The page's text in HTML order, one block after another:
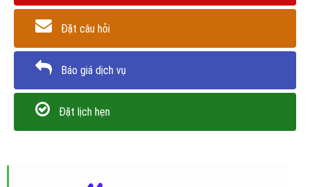
Đặt câu hỏi
Báo giá dịch vụ
Đặt lịch hẹn